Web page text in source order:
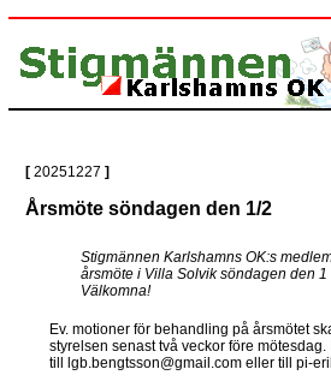
[ 20251227 ]
Årsmöte söndagen den 1/2
Stigmännen Karlshamns OK:s
årsmöte i Villa Solvik söndagen den 1
Välkomna!
Ev. motioner för behandling på årsmötet
styrelsen senast två veckor före
till lgb.bengtsson@gmail.com eller till pi-